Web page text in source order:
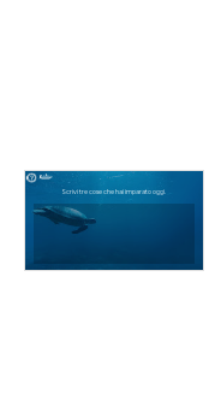
Scrivi tre cose che hai imparato oggi.